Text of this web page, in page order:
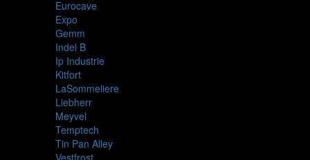
Eurocave
Expo
Gemm
Indel B
Ip Industrie
Kitfort
LaSommeliere
Liebherr
Meyvel
Temptech
Tin Pan Alley
Vestfrost